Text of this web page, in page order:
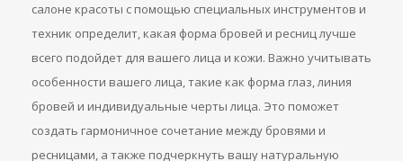
салоне красоты с помощью специальных инструментов и
техник определит, какая форма бровей и ресниц лучше
всего подойдет для вашего лица и кожи. Важно учитывать
особенности вашего лица, такие как форма глаз, линия
бровей и индивидуальные черты лица. Это поможет
создать гармоничное сочетание между бровями и
ресницами, а также подчеркнуть вашу натуральную